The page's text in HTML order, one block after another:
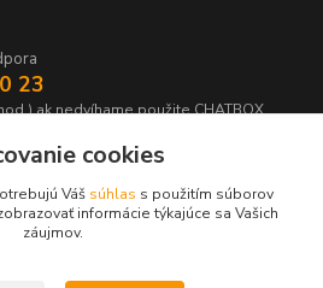
23
ak nedvíhame použite CHATBOX
cookies
Váš súhlas s použitím súborov
informácie týkajúce sa Vašich
záujmov.